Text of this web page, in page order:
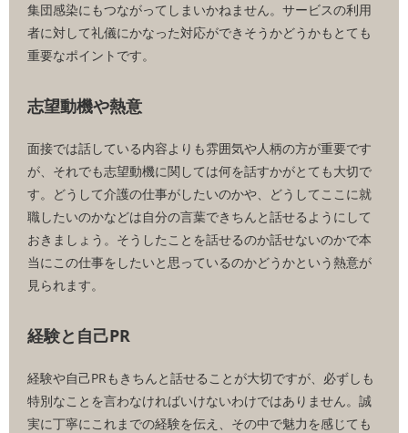
集団感染にもつながってしまいかねません。サービスの利用
者に対して礼儀にかなった対応ができそうかどうかもとても
重要なポイントです。
志望動機や熱意
面接では話している内容よりも雰囲気や人柄の方が重要です
が、それでも志望動機に関しては何を話すかがとても大切で
す。どうして介護の仕事がしたいのかや、どうしてここに就
職したいのかなどは自分の言葉できちんと話せるようにして
おきましょう。そうしたことを話せるのか話せないのかで本
当にこの仕事をしたいと思っているのかどうかという熱意が
見られます。
経験と自己PR
経験や自己PRもきちんと話せることが大切ですが、必ずしも
特別なことを言わなければいけないわけではありません。誠
実に丁寧にこれまでの経験を伝え、その中で魅力を感じても